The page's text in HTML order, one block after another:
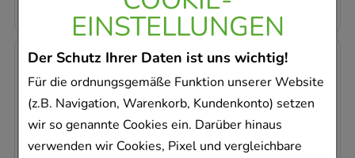
EINSTELLUNGEN
Der Schutz Ihrer Daten ist uns wichtig!
Für die ordnungsgemäße Funktion unserer Website
(z.B. Navigation, Warenkorb, Kundenkonto) setzen
wir so genannte Cookies ein. Darüber hinaus
verwenden wir Cookies, Pixel und vergleichbare
-29%